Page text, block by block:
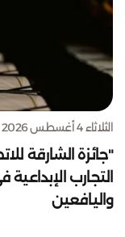
الثلاثاء 4 أغسطس 2026
"جائزة الشارقة
التجارب
واليافعين